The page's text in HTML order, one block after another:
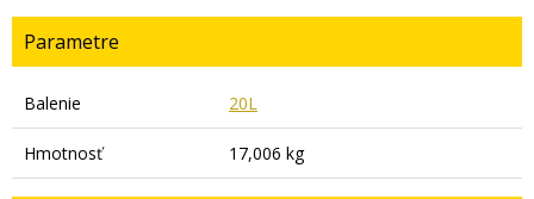
Parametre
Balenie 20L
Hmotnosť 17,006 kg